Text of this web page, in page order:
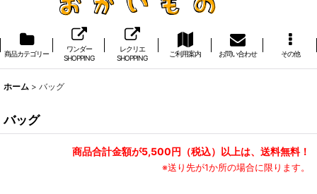
商品カテゴリー
ワンダー
SHOPPING
レクリエ
SHOPPING
ご利用案内 お問い合わせ その他
ホーム > バッグ
バッグ
商品合計金額が5,500円（税込）以上は、送料無料！
※送り先が1か所の場合に限ります。